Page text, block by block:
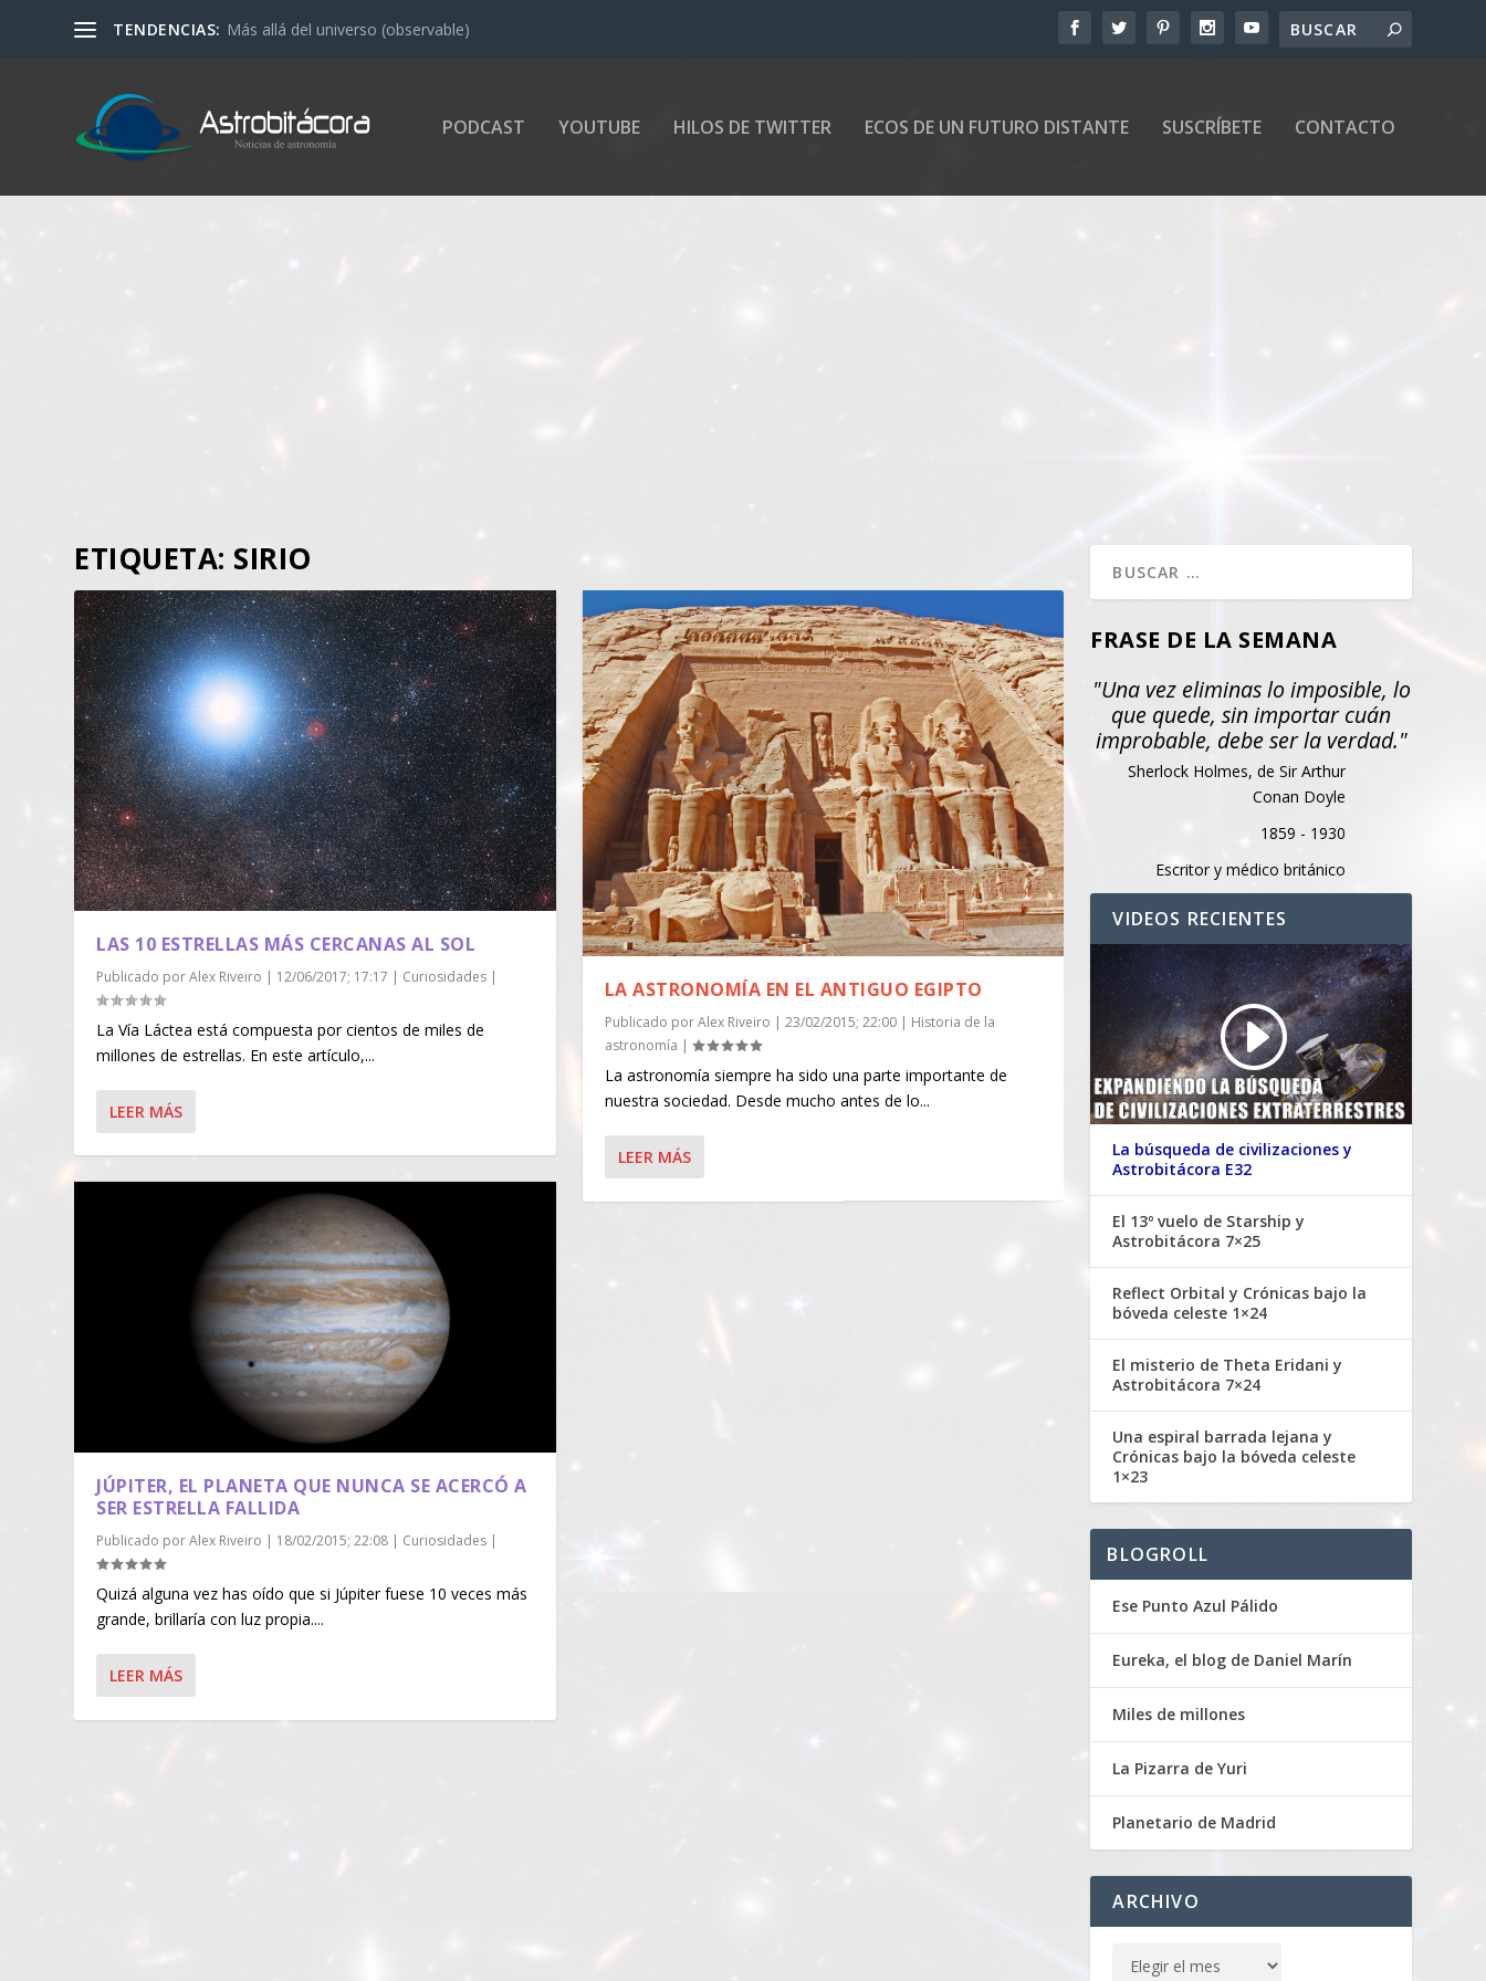
TENDENCIAS: Más allá del universo (observable)
PODCAST YOUTUBE HILOS DE TWITTER ECOS DE UN FUTURO DISTANTE SUSCRÍBETE CONTACTO
ETIQUETA: SIRIO
LAS 10 ESTRELLAS MÁS CERCANAS AL SOL
Publicado porAlex Riveiro 12/06/2017; 17:17 Curiosidades
La Vía Láctea está compuesta por cientos de miles de
millones de estrellas. En este artículo,...
LEER MÁS
JÚPITER, EL PLANETA QUE NUNCA SE ACERCÓ A
SER ESTRELLA FALLIDA
Publicado porAlex Riveiro 18/02/2015; 22:08 Curiosidades
Quizá alguna vez has oído que si Júpiter fuese 10 veces más
grande, brillaría con luz propia....
LEER MÁS
LA ASTRONOMÍA EN EL ANTIGUO EGIPTO
Publicado porAlex Riveiro | 23/02/2015; 22:00| Historia de la
astronomía |
La astronomía siempre ha sido una parte importante de
nuestra sociedad. Desde mucho antes de lo...
LEER MÁS
FRASE DE LA SEMANA
"Una vez eliminas lo imposible, lo
que quede, sin importar cuán
improbable, debe ser la verdad."
Sherlock Holmes, de Sir Arthur
Conan Doyle
1859 - 1930
Escritor y médico británico
VIDEOS RECIENTES
La búsqueda de civilizaciones y
Astrobitácora E32
El 13º vuelo de Starship y
Astrobitácora 7×25
Reflect Orbital y Crónicas bajo la
bóveda celeste 1×24
El misterio de Theta Eridani y
Astrobitácora 7×24
Una espiral barrada lejana y
Crónicas bajo la bóveda celeste
1×23
BLOGROLL
Ese Punto Azul Pálido
Eureka, el blog de Daniel Marín
Miles de millones
La Pizarra de Yuri
Planetario de Madrid
ARCHIVO